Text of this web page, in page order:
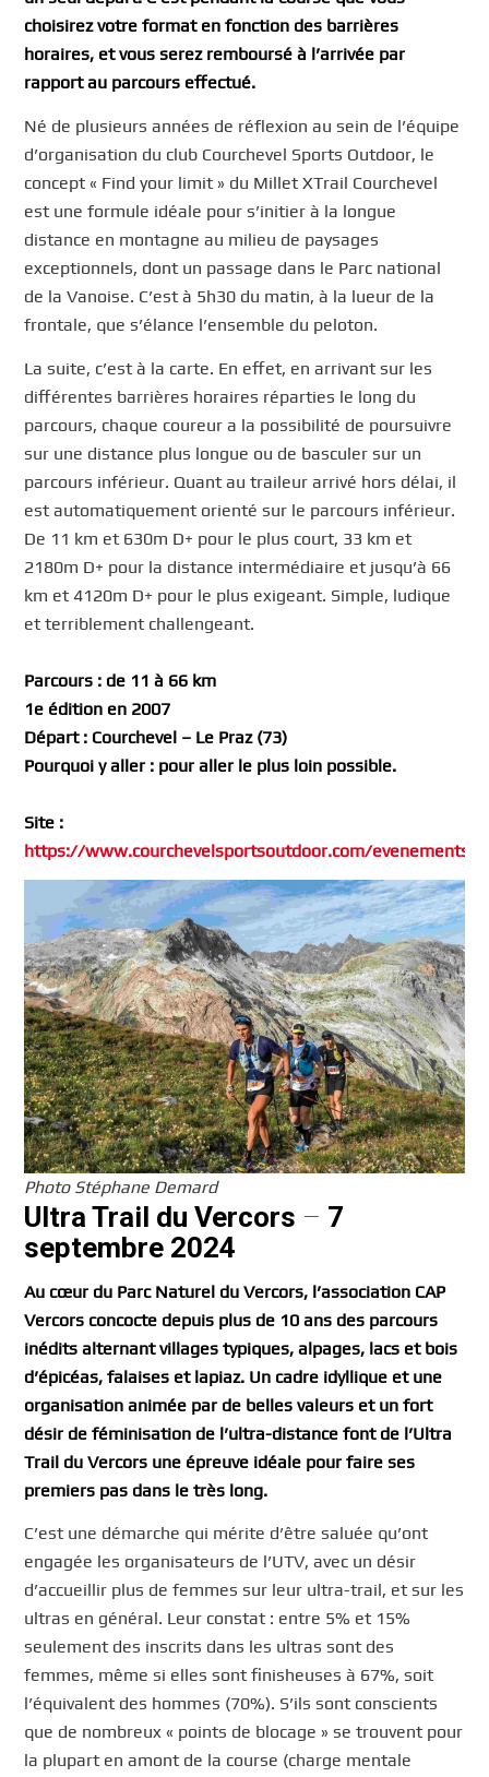
choisirez votre format en fonction des barrières
horaires, et vous serez remboursé à l’arrivée par
rapport au parcours effectué.
Né de plusieurs années de réflexion au sein de l’équipe
d’organisation du club Courchevel Sports Outdoor, le
concept « Find your limit » du Millet XTrail Courchevel
est une formule idéale pour s’initier à la longue
distance en montagne au milieu de paysages
exceptionnels, dont un passage dans le Parc national
de la Vanoise. C’est à 5h30 du matin, à la lueur de la
frontale, que s’élance l’ensemble du peloton.
La suite, c’est à la carte. En effet, en arrivant sur les
différentes barrières horaires réparties le long du
parcours, chaque coureur a la possibilité de poursuivre
sur une distance plus longue ou de basculer sur un
parcours inférieur. Quant au traileur arrivé hors délai, il
est automatiquement orienté sur le parcours inférieur.
De 11 km et 630m D+ pour le plus court, 33 km et
2180m D+ pour la distance intermédiaire et jusqu’à 66
km et 4120m D+ pour le plus exigeant. Simple, ludique
et terriblement challengeant.
Parcours : de 11 à 66 km
1e édition en 2007
Départ : Courchevel – Le Praz (73)
Pourquoi y aller : pour aller le plus loin possible.
Site :
https://www.courchevelsportsoutdoor.com/evenements/
Photo Stéphane Demard
Ultra Trail du Vercors – 7
septembre 2024
Au cœur du Parc Naturel du Vercors, l’association CAP
Vercors concocte depuis plus de 10 ans des parcours
inédits alternant villages typiques, alpages, lacs et bois
d’épicéas, falaises et lapiaz. Un cadre idyllique et une
organisation animée par de belles valeurs et un fort
désir de féminisation de l’ultra-distance font de l’Ultra
Trail du Vercors une épreuve idéale pour faire ses
premiers pas dans le très long.
C’est une démarche qui mérite d’être saluée qu’ont
engagée les organisateurs de l’UTV, avec un désir
d’accueillir plus de femmes sur leur ultra-trail, et sur les
ultras en général. Leur constat : entre 5% et 15%
seulement des inscrits dans les ultras sont des
femmes, même si elles sont finisheuses à 67%, soit
l’équivalent des hommes (70%). S’ils sont conscients
que de nombreux « points de blocage » se trouvent pour
la plupart en amont de la course (charge mentale